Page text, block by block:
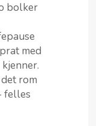
bolker
med
rom
felles